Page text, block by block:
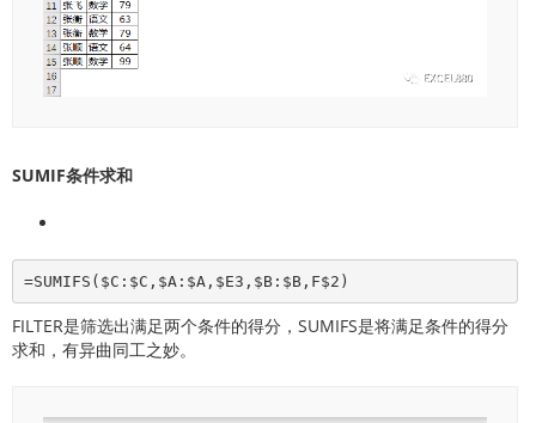
SUMIF条件求和
=SUMIFS($C:$C,$A:$A,$E3,$B:$B,F$2)
FILTER是筛选出满足两个条件的得分，SUMIFS是将满足条件的得分
求和，有异曲同工之妙。